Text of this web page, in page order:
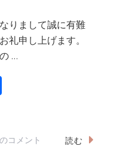
りまして誠に有難
礼申し上げます。
…
コメント 読む